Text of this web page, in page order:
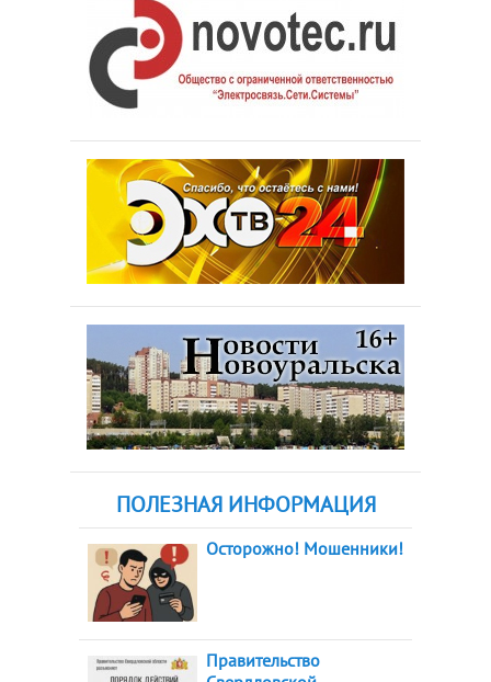
ПОЛЕЗНАЯ ИНФОРМАЦИЯ
Осторожно! Мошенники!
Правительство